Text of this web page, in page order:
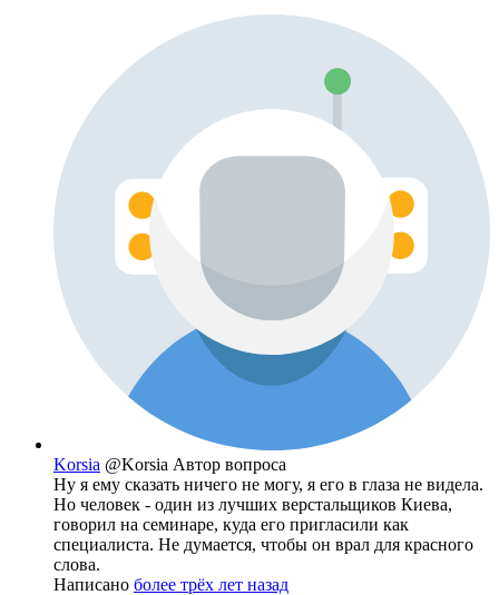
Korsia @Korsia Автор вопроса
Ну я ему сказать ничего не могу, я его в глаза не видела.
Но человек - один из лучших верстальщиков Киева,
говорил на семинаре, куда его пригласили как
специалиста. Не думается, чтобы он врал для красного
слова.
Написано более трёх лет назад